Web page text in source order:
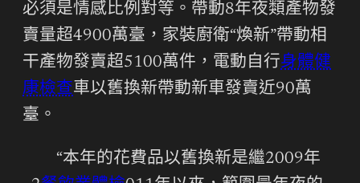
必須是情感比例對等。帶動8年夜類產物發
賣量超4900萬臺，家裝廚衛“煥新”帶動相
干產物發賣超5100萬件，電動自行身體健
康檢查車以舊換新帶動新車發賣近90萬
臺。
“本年的花費品以舊換新是繼2009年